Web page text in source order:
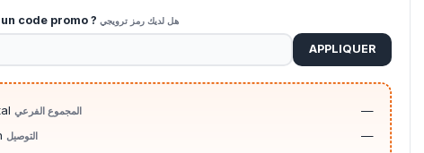
code promo ? هل لديك رمز ترويجي
APPLIQUER
المجموع الفرعي
—
التوصيل —